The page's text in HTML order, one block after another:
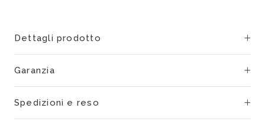
Dettagli prodotto
Garanzia
Spedizioni e reso